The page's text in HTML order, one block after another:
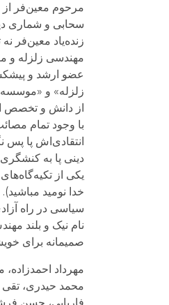
مرحوم معین‌فر از
سحابی و شماری
زنده‌یاد معین‌فر
مهندسی زلزله و
عضو ارشد و
زلزله» و «موسسه
از دانش و تخصص
با وجود تمام
انتقادی‌اش پا پس
دینی پا به
یکی از
خدا نوميد
سیاسی در راه
نام نیک و بلند
صمیمانه برای
مهرداد
محمد حیدری، تقی